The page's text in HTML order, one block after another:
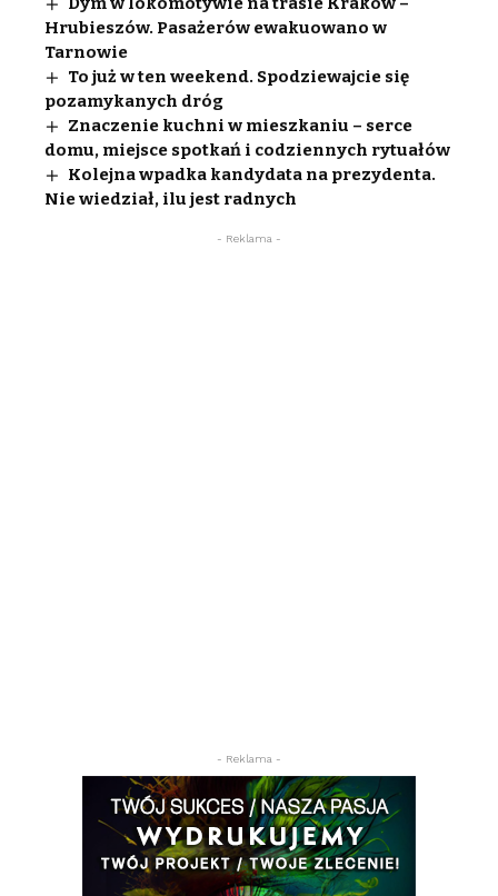
Hrubieszów. Pasażerów ewakuowano w
Tarnowie
To już w ten weekend. Spodziewajcie się
pozamykanych dróg
Znaczenie kuchni w mieszkaniu – serce
domu, miejsce spotkań i codziennych rytuałów
Kolejna wpadka kandydata na prezydenta.
Nie wiedział, ilu jest radnych
- Reklama -
- Reklama -